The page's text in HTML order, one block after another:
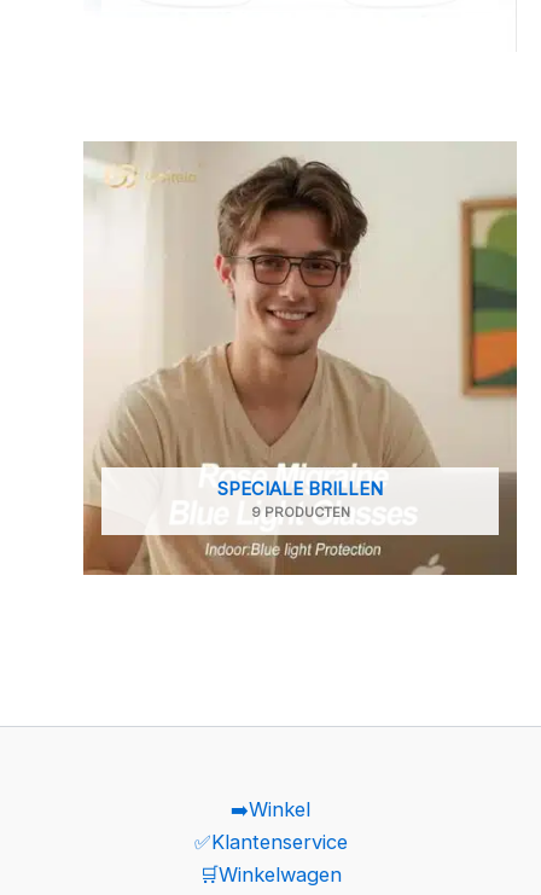
SPECIALE BRILLEN
9 PRODUCTEN
➡️Winkel
✅Klantenservice
🛒Winkelwagen